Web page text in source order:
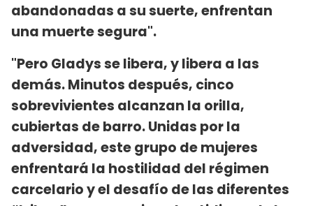
abandonadas a su suerte, enfrentan
una muerte segura".
"Pero Gladys se libera, y libera a las
demás. Minutos después, cinco
sobrevivientes alcanzan la orilla,
cubiertas de barro. Unidas por la
adversidad, este grupo de mujeres
enfrentará la hostilidad del régimen
carcelario y el desafío de las diferentes